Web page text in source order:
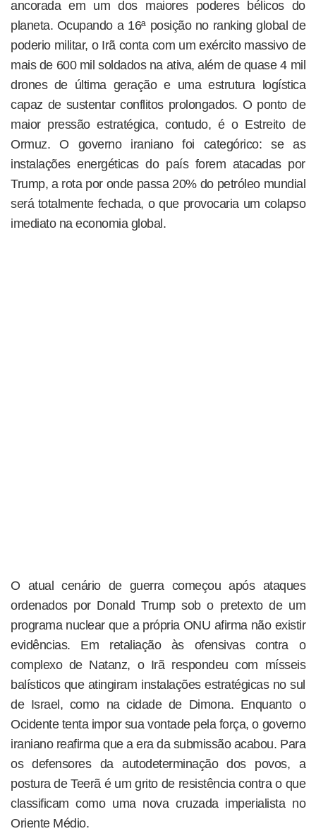
ancorada em um dos maiores poderes bélicos do
planeta. Ocupando a 16ª posição no ranking global de
poderio militar, o Irã conta com um exército massivo de
mais de 600 mil soldados na ativa, além de quase 4 mil
drones de última geração e uma estrutura logística
capaz de sustentar conflitos prolongados. O ponto de
maior pressão estratégica, contudo, é o Estreito de
Ormuz. O governo iraniano foi categórico: se as
instalações energéticas do país forem atacadas por
Trump, a rota por onde passa 20% do petróleo mundial
será totalmente fechada, o que provocaria um colapso
imediato na economia global.
O atual cenário de guerra começou após ataques
ordenados por Donald Trump sob o pretexto de um
programa nuclear que a própria ONU afirma não existir
evidências. Em retaliação às ofensivas contra o
complexo de Natanz, o Irã respondeu com mísseis
balísticos que atingiram instalações estratégicas no sul
de Israel, como na cidade de Dimona. Enquanto o
Ocidente tenta impor sua vontade pela força, o governo
iraniano reafirma que a era da submissão acabou. Para
os defensores da autodeterminação dos povos, a
postura de Teerã é um grito de resistência contra o que
classificam como uma nova cruzada imperialista no
Oriente Médio.